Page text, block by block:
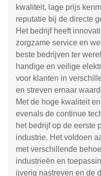
kwaliteit, lage prijs
reputatie bij de directe
Het bedrijf heeft
zorgzame service en
beste bedrijven ter
handige en veilige
voor klanten in
en streven ernaar
Met de hoge kwaliteit
evenals de continue
het bedrijf op de eerste
industrie. Het voldoen
met verschillende
industrieën en
ijverig nastreven en de